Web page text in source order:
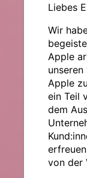
Liebes
Wir
Apple
Apple
ein Teil
dem
von der